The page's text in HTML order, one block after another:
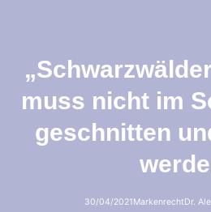
muss nicht im
geschnitten
30/04/2021MarkenrechtDr.